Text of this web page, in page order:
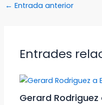
← Entrada anterior
Entrades
Gerard Rodriguez